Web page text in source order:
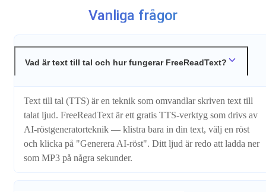
Vanliga frågor
Vad är text till tal och hur fungerar FreeReadText?
Text till tal (TTS) är en teknik som omvandlar skriven text till
talat ljud. FreeReadText är ett gratis TTS-verktyg som drivs av
AI-röstgeneratorteknik — klistra bara in din text, välj en röst
och klicka på "Generera AI-röst". Ditt ljud är redo att ladda ner
som MP3 på några sekunder.